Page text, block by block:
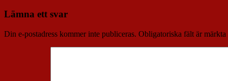
Lämna ett svar
Din e-postadress kommer inte publiceras. Obligatoriska fält är märkta